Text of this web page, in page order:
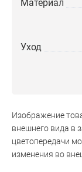
Материал
Уход
Изображение
внешнего вида в
цветопередачи
изменения во